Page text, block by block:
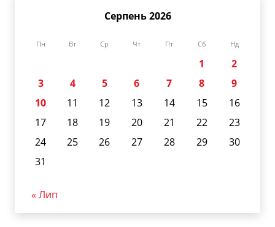
Серпень 2026
Пн Вт Ср Чт Пт Сб Нд
1
2
3
4 5 6 7 8
9
10
11 12 13 14 15
16
17
18 19 20 21 22
23
24
25 26 27 28 29
30
31
« Лип